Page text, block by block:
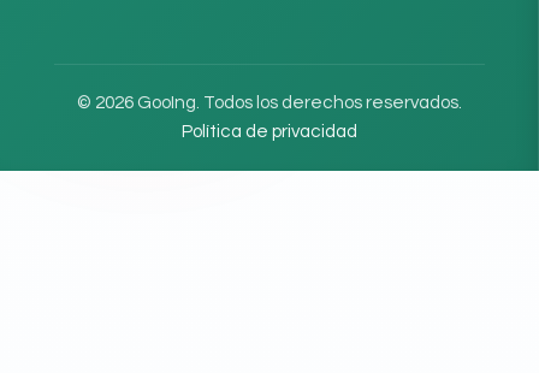
© 2026 GooIng. Todos los derechos reservados.
Política de privacidad